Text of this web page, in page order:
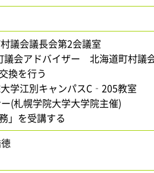
議会議長会第2会議室
会アドバイザー 北海道町村議
を行う
学江別キャンパスC‐205教室
(札幌学院大学大学院主催)
を受講する